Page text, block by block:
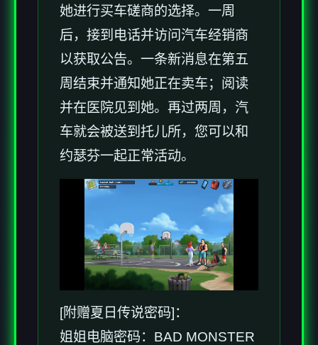
她进行买车磋商的选择。一周
后，接到电话并访问汽车经销商
以获取公告。一条新消息在第五
周结束并通知她正在卖车；阅读
并在医院见到她。再过两周，汽
车就会被送到托儿所，您可以和
约瑟芬一起正常活动。
[附赠夏日传说密码]：
姐姐电脑密码：BAD MONSTER